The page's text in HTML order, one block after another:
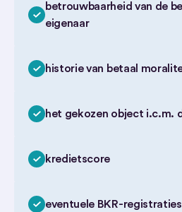
betrouwbaarheid van de
eigenaar
historie van betaal
het gekozen object i.c.m.
kredietscore
eventuele BKR-registraties